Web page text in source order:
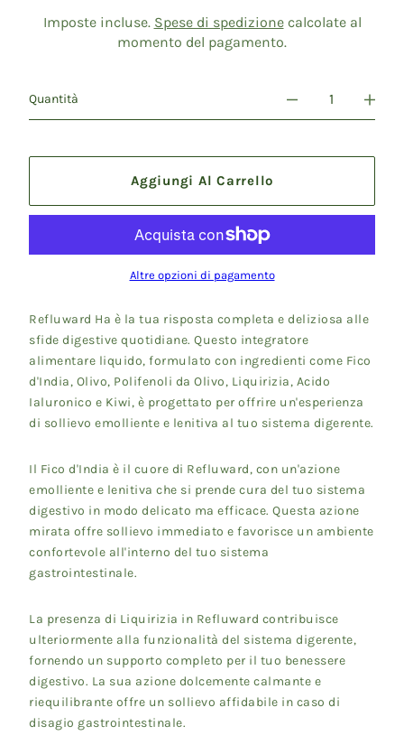
listino
Imposte incluse. Spese di spedizionecalcolate al
momento del pagamento.
Quantità
Aggiungi Al Carrello
Altre opzioni di pagamento
Refluward Ha è la tua risposta completa e deliziosa alle
sfide digestive quotidiane. Questo integratore
alimentare liquido, formulato con ingredienti come Fico
d'India, Olivo, Polifenoli da Olivo, Liquirizia, Acido
Ialuronico e Kiwi, è progettato per offrire un'esperienza
di sollievo emolliente e lenitiva al tuo sistema digerente.
Il Fico d'India è il cuore di Refluward, con un'azione
emolliente e lenitiva che si prende cura del tuo sistema
digestivo in modo delicato ma efficace. Questa azione
mirata offre sollievo immediato e favorisce un ambiente
confortevole all'interno del tuo sistema
gastrointestinale.
La presenza di Liquirizia in Refluward contribuisce
ulteriormente alla funzionalità del sistema digerente,
fornendo un supporto completo per il tuo benessere
digestivo. La sua azione dolcemente calmante e
riequilibrante offre un sollievo affidabile in caso di
disagio gastrointestinale.